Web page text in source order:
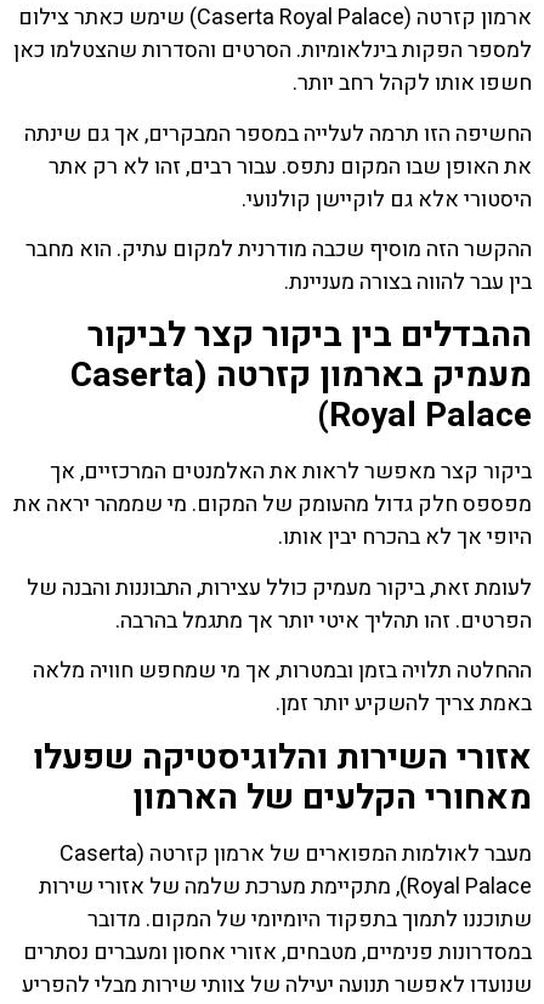
ארמון קזרטה (Caserta Royal Palace) שימש כאתר צילום
למספר הפקות בינלאומיות. הסרטים והסדרות שהצטלמו כאן
חשפו אותו לקהל רחב יותר.
החשיפה הזו תרמה לעלייה במספר המבקרים, אך גם שינתה
את האופן שבו המקום נתפס. עבור רבים, זהו לא רק אתר
היסטורי אלא גם לוקיישן קולנועי.
ההקשר הזה מוסיף שכבה מודרנית למקום עתיק. הוא מחבר
בין עבר להווה בצורה מעניינת.
ההבדלים בין ביקור קצר לביקור
מעמיק בארמון קזרטה (Caserta
Royal Palace)
ביקור קצר מאפשר לראות את האלמנטים המרכזיים, אך
מפספס חלק גדול מהעומק של המקום. מי שממהר יראה את
היופי אך לא בהכרח יבין אותו.
לעומת זאת, ביקור מעמיק כולל עצירות, התבוננות והבנה של
הפרטים. זהו תהליך איטי יותר אך מתגמל בהרבה.
ההחלטה תלויה בזמן ובמטרות, אך מי שמחפש חוויה מלאה
באמת צריך להשקיע יותר זמן.
אזורי השירות והלוגיסטיקה שפעלו
מאחורי הקלעים של הארמון
מעבר לאולמות המפוארים של ארמון קזרטה (Caserta
Royal Palace), מתקיימת מערכת שלמה של אזורי שירות
שתוכננו לתמוך בתפקוד היומיומי של המקום. מדובר
במסדרונות פנימיים, מטבחים, אזורי אחסון ומעברים נסתרים
שנועדו לאפשר תנועה יעילה של צוותי שירות מבלי להפריע